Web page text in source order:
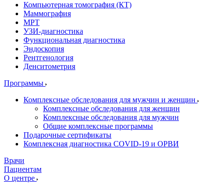
Компьютерная томография (КТ)
Маммография
МРТ
УЗИ-диагностика
Функциональная диагностика
Эндоскопия
Рентгенология
Денситометрия
Программы
Комплексные обследования для мужчин и женщин
Комплексные обследования для женщин
Комплексные обследования для мужчин
Общие комплексные программы
Подарочные сертификаты
Комплексная диагностика COVID-19 и ОРВИ
Врачи
Пациентам
О центре